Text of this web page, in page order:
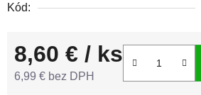
Kód:
8,60 € / ks
6,99 € bez DPH